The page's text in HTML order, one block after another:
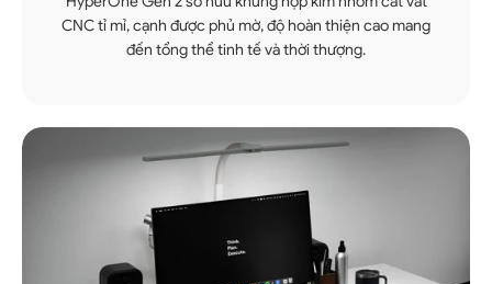
CNC tỉ mỉ, cạnh được phủ mờ, độ hoàn thiện cao mang
đến tổng thể tinh tế và thời thượng.